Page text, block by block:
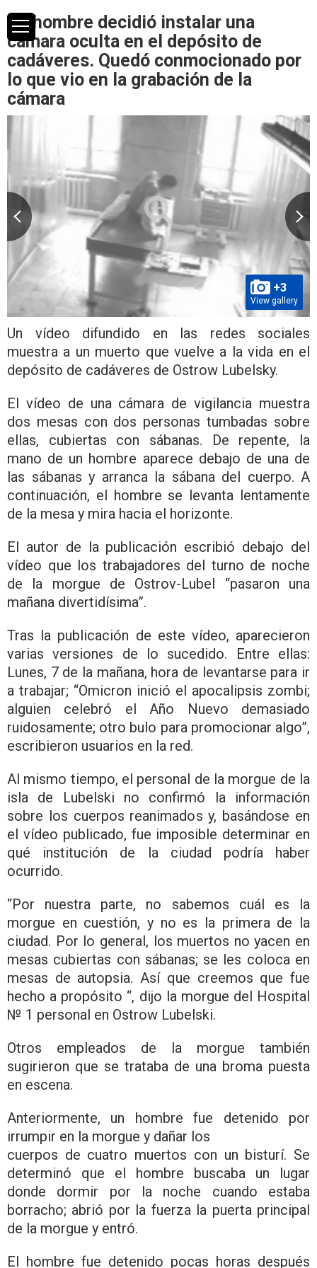
Un hombre decidió instalar una
cámara oculta en el depósito de
cadáveres. Quedó conmocionado por
lo que vio en la grabación de la
cámara
+3
View gallery
Un vídeo difundido en las redes sociales
muestra a un muerto que vuelve a la vida en el
depósito de cadáveres de Ostrow Lubelsky.
El vídeo de una cámara de vigilancia muestra
dos mesas con dos personas tumbadas sobre
ellas, cubiertas con sábanas. De repente, la
mano de un hombre aparece debajo de una de
las sábanas y arranca la sábana del cuerpo. A
continuación, el hombre se levanta lentamente
de la mesa y mira hacia el horizonte.
El autor de la publicación escribió debajo del
vídeo que los trabajadores del turno de noche
de la morgue de Ostrov-Lubel “pasaron una
mañana divertidísima”.
Tras la publicación de este vídeo, aparecieron
varias versiones de lo sucedido. Entre ellas:
Lunes, 7 de la mañana, hora de levantarse para ir
a trabajar; “Omicron inició el apocalipsis zombi;
alguien celebró el Año Nuevo demasiado
ruidosamente; otro bulo para promocionar algo”,
escribieron usuarios en la red.
Al mismo tiempo, el personal de la morgue de la
isla de Lubelski no confirmó la información
sobre los cuerpos reanimados y, basándose en
el vídeo publicado, fue imposible determinar en
qué institución de la ciudad podría haber
ocurrido.
“Por nuestra parte, no sabemos cuál es la
morgue en cuestión, y no es la primera de la
ciudad. Por lo general, los muertos no yacen en
mesas cubiertas con sábanas; se les coloca en
mesas de autopsia. Así que creemos que fue
hecho a propósito “, dijo la morgue del Hospital
№ 1 personal en Ostrow Lubelski.
Otros empleados de la morgue también
sugirieron que se trataba de una broma puesta
en escena.
Anteriormente, un hombre fue detenido por
irrumpir en la morgue y dañar los
cuerpos de cuatro muertos con un bisturí. Se
determinó que el hombre buscaba un lugar
donde dormir por la noche cuando estaba
borracho; abrió por la fuerza la puerta principal
de la morgue y entró.
El hombre fue detenido pocas horas después